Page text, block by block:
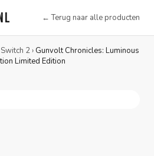
← Terug naar alle producten
2› Gunvolt Chronicles: Luminous
Limited Edition